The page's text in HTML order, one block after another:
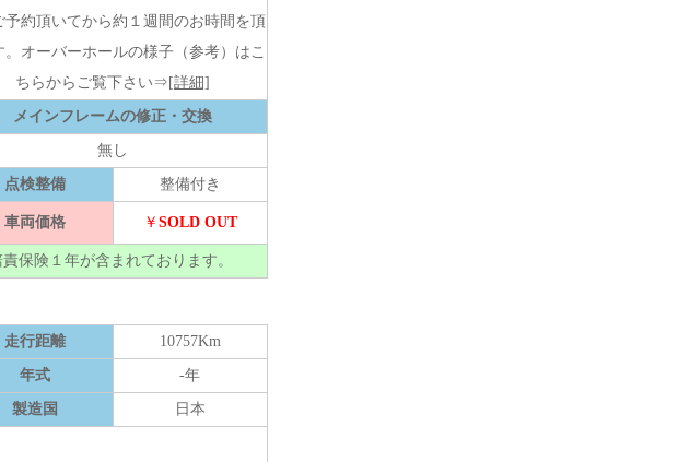
予約頂いてから約１週間のお時間を頂
。オーバーホールの様子（参考）はこ
ちらからご覧下さい⇒ [詳細]
メインフレームの修正・交換
無し
点検整備 整備付き
車両価格 ￥ SOLD OUT
保険１年が含まれております。
走行距離 10757Km
年式 -年
製造国 日本